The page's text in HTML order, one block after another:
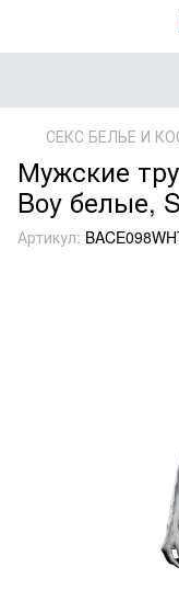
СЕКС БЕЛЬЕ И
Мужские
Boy белые,
Артикул: